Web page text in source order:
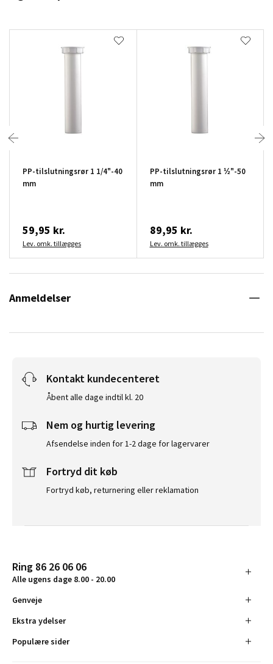
PP-tilslutningsrør 1 1/4"-40
mm
59,95 kr.
Lev. omk. tillægges
PP-tilslutningsrør 1 ½"-50
mm
89,95 kr.
Lev. omk. tillægges
Anmeldelser
Kontakt kundecenteret
Åbent alle dage indtil kl. 20
Nem og hurtig levering
Afsendelse inden for 1-2 dage for lagervarer
Fortryd dit køb
Fortryd køb, returnering eller reklamation
Ring 86 26 06 06
Alle ugens dage 8.00 - 20.00
Genveje
Ekstra ydelser
Populære sider